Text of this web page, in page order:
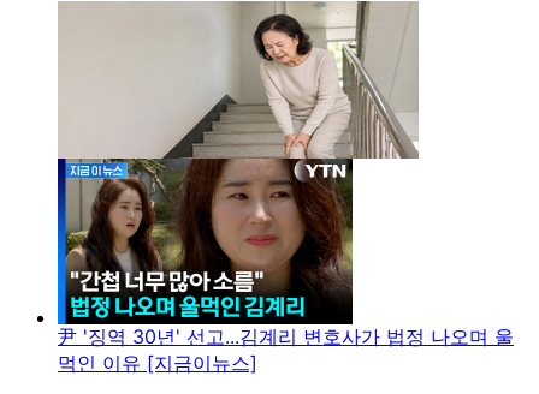
尹 '징역 30년' 선고...김계리 변호사가 법정 나오며 울
먹인 이유 [지금이뉴스]